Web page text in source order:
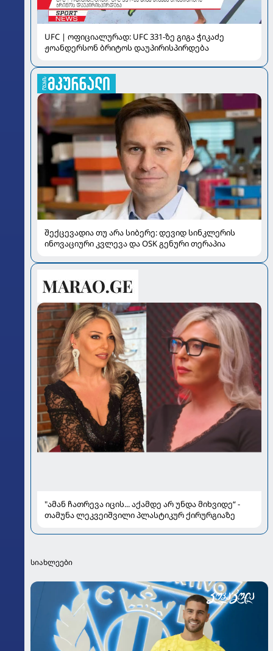
UFC | ოფიციალურად: UFC 331-ზე გიგა ჭიკაძე
ჟოანდერსონ ბრიტოს დაუპირისპირდება
შექცევადია თუ არა სიბერე: დევიდ სინკლერის
ინოვაციური კვლევა და OSK გენური თერაპია
"ამან ჩათრევა იცის... აქამდე არ უნდა მიხვიდე“ -
თამუნა ლეკვეიშვილი პლასტიკურ ქირურგიაზე
სიახლეები